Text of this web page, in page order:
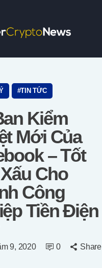
Báo Chí
Việt
TIN TỨC
Kiểm
Mới Của
– Tốt
Cho
Công
Tiền Điện
9, 2020 0 Share